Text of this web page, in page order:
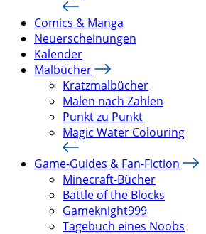
Comics & Manga
Neuerscheinungen
Kalender
Malbücher
Kratzmalbücher
Malen nach Zahlen
Punkt zu Punkt
Magic Water Colouring
Game-Guides & Fan-Fiction
Minecraft-Bücher
Battle of the Blocks
Gameknight999
Tagebuch eines Noobs